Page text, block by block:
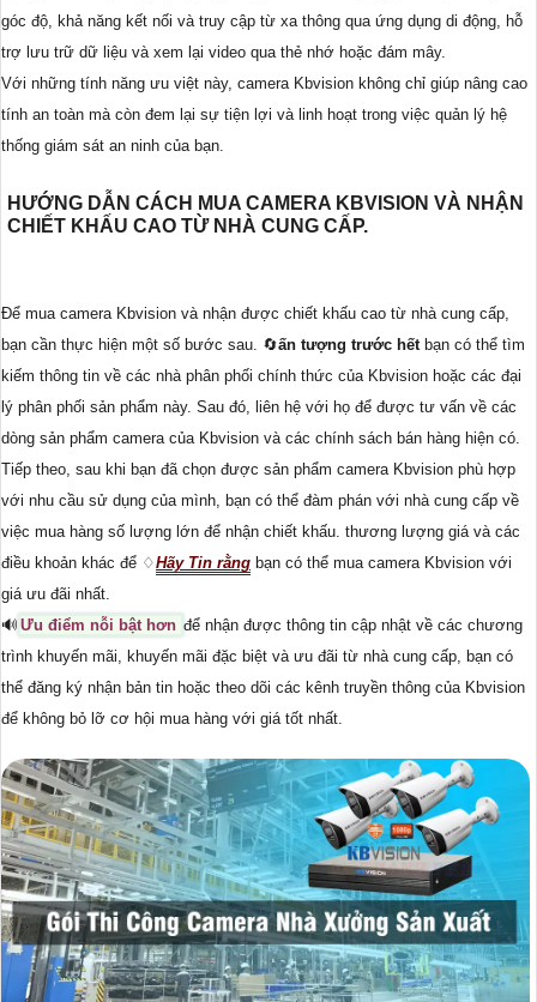
góc độ, khả năng kết nối và truy cập từ xa thông qua ứng dụng di động, hỗ
trợ lưu trữ dữ liệu và xem lại video qua thẻ nhớ hoặc đám mây.
Với những tính năng ưu việt này, camera Kbvision không chỉ giúp nâng cao
tính an toàn mà còn đem lại sự tiện lợi và linh hoạt trong việc quản lý hệ
thống giám sát an ninh của bạn.
HƯỚNG DẪN CÁCH MUA CAMERA KBVISION VÀ NHẬN
CHIẾT KHẤU CAO TỪ NHÀ CUNG CẤP.
Để mua camera Kbvision và nhận được chiết khấu cao từ nhà cung cấp,
bạn cần thực hiện một số bước sau. 🔄ấn tượng trước hết bạn có thể tìm
kiếm thông tin về các nhà phân phối chính thức của Kbvision hoặc các đại
lý phân phối sản phẩm này. Sau đó, liên hệ với họ để được tư vấn về các
dòng sản phẩm camera của Kbvision và các chính sách bán hàng hiện có.
Tiếp theo, sau khi bạn đã chọn được sản phẩm camera Kbvision phù hợp
với nhu cầu sử dụng của mình, bạn có thể đàm phán với nhà cung cấp về
việc mua hàng số lượng lớn để nhận chiết khấu. thương lượng giá và các
điều khoản khác để ♢Hãy Tin rằng bạn có thể mua camera Kbvision với
giá ưu đãi nhất.
🔊 Ưu điểm nỗi bật hơn để nhận được thông tin cập nhật về các chương
trình khuyến mãi, khuyến mãi đặc biệt và ưu đãi từ nhà cung cấp, bạn có
thể đăng ký nhận bản tin hoặc theo dõi các kênh truyền thông của Kbvision
để không bỏ lỡ cơ hội mua hàng với giá tốt nhất.